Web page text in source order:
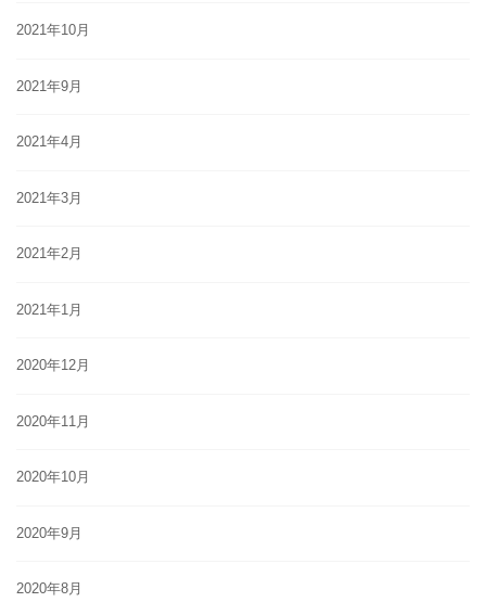
2021年10月
2021年9月
2021年4月
2021年3月
2021年2月
2021年1月
2020年12月
2020年11月
2020年10月
2020年9月
2020年8月